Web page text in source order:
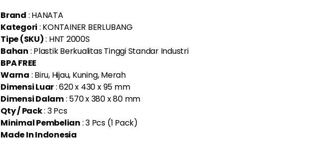
Brand : HANATA
Kategori : KONTAINER BERLUBANG
Tipe (SKU): HNT 2000S
Bahan : Plastik Berkualitas Tinggi Standar Industri
BPA FREE
Warna : Biru, Hijau, Kuning, Merah
Dimensi Luar: 620 x 430 x 95 mm
Dimensi Dalam: 570 x 380 x 80 mm
Qty / Pack: 3 Pcs
Minimal Pembelian : 3 Pcs (1 Pack)
Made In Indonesia